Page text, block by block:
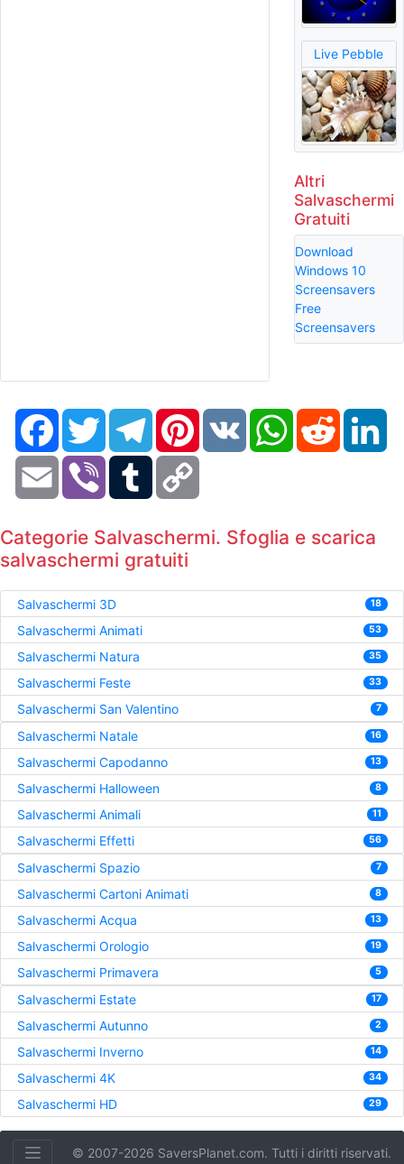
Live Pebble
Altri
Salvaschermi
Gratuiti
Download
Windows 10
Screensavers
Free
Screensavers
FacebookTwitter TelegramPinterestVK WhatsAppReddit
Email Viber Tumblr
Categorie Salvaschermi. Sfoglia e scarica
salvaschermi gratuiti
Salvaschermi 3D 18
Salvaschermi Animati 53
Salvaschermi Natura 35
Salvaschermi Feste 33
Salvaschermi San Valentino 7
Salvaschermi Natale 16
Salvaschermi Capodanno 13
Salvaschermi Halloween 8
Salvaschermi Animali 11
Salvaschermi Effetti 56
Salvaschermi Spazio 7
Salvaschermi Cartoni Animati 8
Salvaschermi Acqua 13
Salvaschermi Orologio 19
Salvaschermi Primavera 5
Salvaschermi Estate 17
Salvaschermi Autunno 2
Salvaschermi Inverno 14
Salvaschermi 4K 34
Salvaschermi HD 29
© 2007-2026 SaversPlanet.com. Tutti i diritti riservati.